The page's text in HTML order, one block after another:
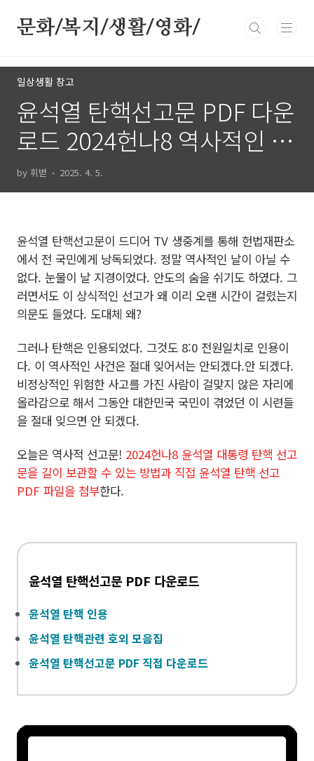
문화/복지/생활/영화/
일상생활 창고
윤석열 탄핵선고문 PDF 다운
로드 2024헌나8 역사적인 그
날을 기념!
by 휘벋 2025. 4. 5.
윤석열 탄핵선고문이 드디어 TV 생중계를 통해 헌법재판소
에서 전 국민에게 낭독되었다. 정말 역사적인 날이 아닐 수
없다. 눈물이 날 지경이었다. 안도의 숨을 쉬기도 하였다. 그
러면서도 이 상식적인 선고가 왜 이리 오랜 시간이 걸렸는지
의문도 들었다. 도대체 왜?
그러나 탄핵은 인용되었다. 그것도 8:0 전원일치로 인용이
다. 이 역사적인 사건은 절대 잊어서는 안되겠다.안 되겠다.
비정상적인 위험한 사고를 가진 사람이 걸맞지 않은 자리에
올라감으로 해서 그동안 대한민국 국민이 겪었던 이 시련들
을 절대 잊으면 안 되겠다.
오늘은 역사적 선고문! 2024헌나8 윤석열 대통령 탄핵 선고
문을 길이 보관할 수 있는 방법과 직접 윤석열 탄핵 선고
PDF 파일을 첨부한다.
윤석열 탄핵선고문 PDF 다운로드
윤석열 탄핵 인용
윤석열 탄핵관련 호외 모음집
윤석열 탄핵선고문 PDF 직접 다운로드